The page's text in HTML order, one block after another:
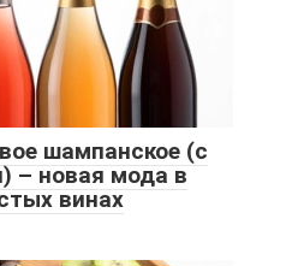
шампанское (с
– новая мода в
винах